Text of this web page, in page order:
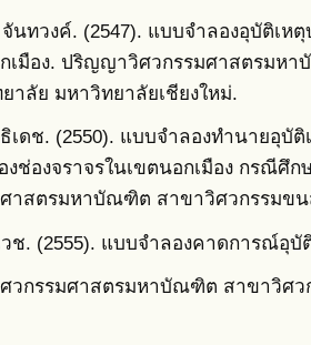
จันทวงค์. (2547). แบบจำลองอุบัติเห
เมือง. ปริญญาวิศวกรรมศาสตรมห
ลัย มหาวิทยาลัยเชียงใหม่.
เดช. (2550). แบบจำลองทำนายอุบั
ช่องจราจรในเขตนอกเมือง กรณีศึ
าสตรมหาบัณฑิต สาขาวิศวกรรมขน
วช. (2555). แบบจำลองคาดการณ์อุบั
วกรรมศาสตรมหาบัณฑิต สาขาวิศว